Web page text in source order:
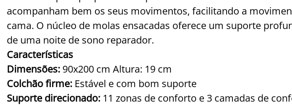
acompanham bem os seus movimentos, facilitando a
cama. O núcleo de molas ensacadas oferece um suporte
de uma noite de sono reparador.
Características
Dimensões: 90x200 cm Altura: 19 cm
Colchão firme: Estável e com bom suporte
Suporte direcionado: 11 zonas de conforto e 3 camadas de